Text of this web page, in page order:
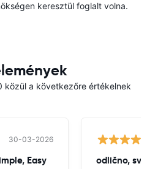
keresztül foglalt volna.
közül a következőre értékelnek
30-03-2026
Easy odlično,